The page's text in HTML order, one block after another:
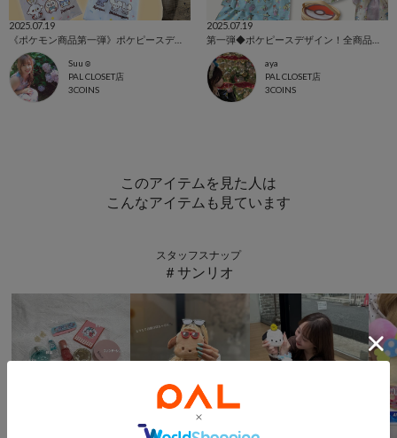
2025.07.19
Suu☺︎
PAL CLOSET店
3COINS
2025.07.19
aya
PAL CLOSET店
3COINS
このアイテムを見た人は
こんなアイテムも見ています
スタッフスナップ
＃サンリオ